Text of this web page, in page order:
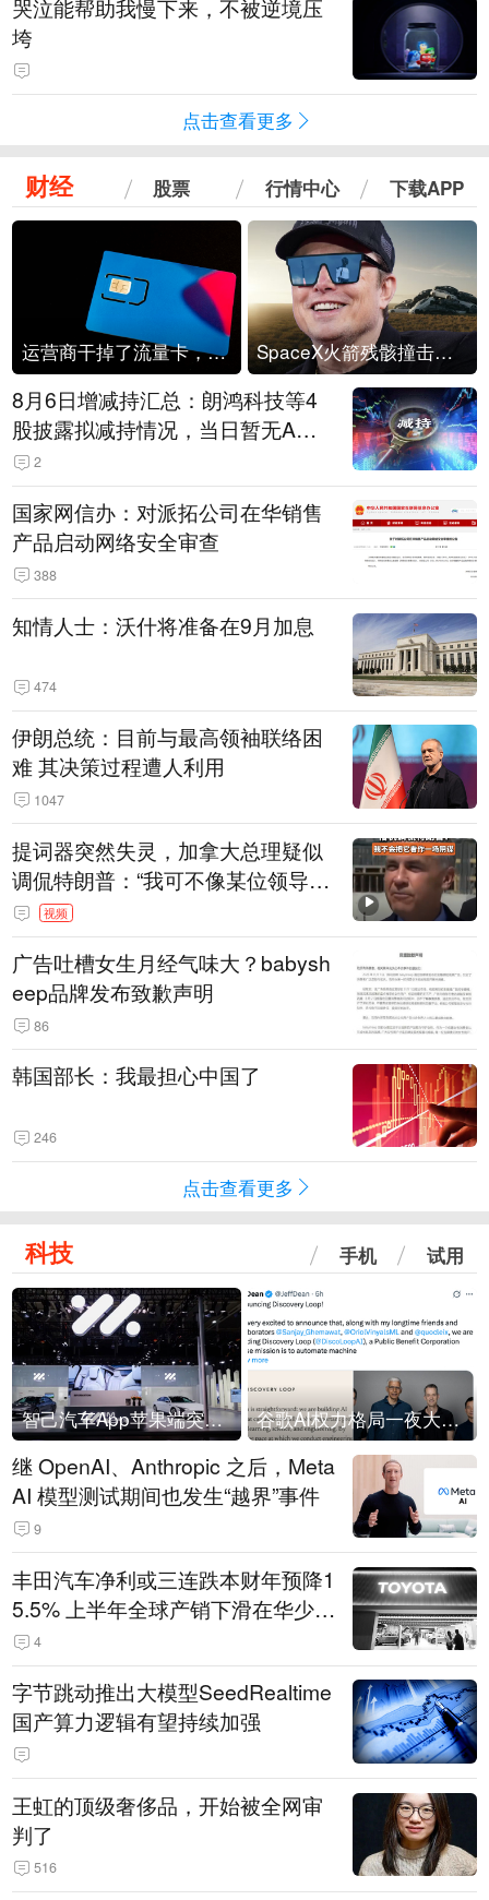
哭泣能帮助我慢下来，不被逆境压
垮
点击查看更多
财经 股票 行情中心 下载APP
运营商干掉了流量卡，他们真的玩不起了 SpaceX火箭残骸撞击月球
8月6日增减持汇总：朗鸿科技等4
股披露拟减持情况，当日暂无A股
公司披露拟增持情况（表）
2
国家网信办：对派拓公司在华销售
产品启动网络安全审查
388
知情人士：沃什将准备在9月加息
474
伊朗总统：目前与最高领袖联络困
难 其决策过程遭人利用
1047
提词器突然失灵，加拿大总理疑似
调侃特朗普：“我可不像某位领导
人，把这当成一场阴谋”，全场哄笑
视频
广告吐槽女生月经气味大？babysh
eep品牌发布致歉声明
86
韩国部长：我最担心中国了
246
点击查看更多
科技 手机 试用
智己汽车App苹果端突然“下架” 谷歌AI权力格局一夜大洗牌
继 OpenAI、Anthropic 之后，Meta
AI 模型测试期间也发生“越界”事件
9
丰田汽车净利或三连跌本财年预降1
5.5% 上半年全球产销下滑在华少卖
14.3万辆
4
字节跳动推出大模型SeedRealtime
国产算力逻辑有望持续加强
王虹的顶级奢侈品，开始被全网审
判了
516